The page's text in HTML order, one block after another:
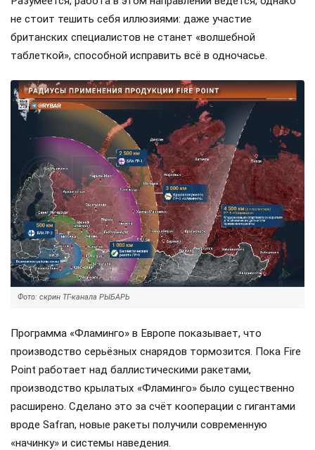
не стоит тешить себя иллюзиями: даже участие
британских специалистов не станет «волшебной
таблеткой», способной исправить всё в одночасье.
Фото: скрин ТГ-канала РЫБАРЬ
Программа «Фламинго» в Европе показывает, что
производство серьёзных снарядов тормозится. Пока Fire
Point работает над баллистическими ракетами,
производство крылатых «Фламинго» было существенно
расширено. Сделано это за счёт кооперации с гигантами
вроде Safran, новые ракеты получили современную
«начинку» и системы наведения.